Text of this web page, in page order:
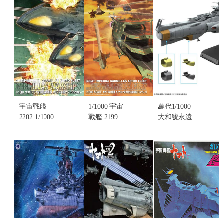
ASTRO
FLEET
GUIPELLON
CLASS
SCHDERG
多層式航宙
母艦 (不挑盒
況)
售價:1850
AAA-1 仙女
座號(不挑盒
況)(售完缺
貨...
售價:0
售價:0
宇宙戰艦
2202 1/1000
隊
GARMILLAS
WARSHIPS
加米拉斯船
艦套組(不挑
盒況)
售價:1250
1/1000 宇宙
戰艦 2199
IMPERIAL
GARMILLAS
ASTRO
FLEET
GUIPELLON
CLASS
BALGRAY
多層式航宙
萬代1/1000
大和號永遠
地球防衛軍
飛鳥級補給
母艦/強襲揚
陸艦 DX(不
挑盒況)(售完
缺貨...
售價:0